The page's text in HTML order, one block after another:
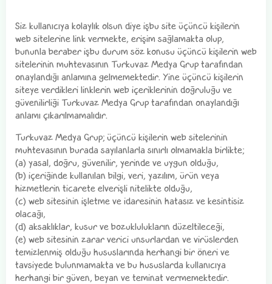
Siz kullanıcıya kolaylık olsun diye işbu site üçüncü kişilerin
web sitelerine link vermekte, erişim sağlamakta olup,
bununla beraber işbu durum söz konusu üçüncü kişilerin web
sitelerinin muhtevasının Turkuvaz Medya Grup tarafından
onaylandığı anlamına gelmemektedir. Yine üçüncü kişilerin
siteye verdikleri linklerin web içeriklerinin doğruluğu ve
güvenilirliği Turkuvaz Medya Grup tarafından onaylandığı
anlamı çıkarılmamalıdır.
Turkuvaz Medya Grup; üçüncü kişilerin web sitelerinin
muhtevasının burada sayılanlarla sınırlı olmamakla birlikte;
(a) yasal, doğru, güvenilir, yerinde ve uygun olduğu,
(b) içeriğinde kullanılan bilgi, veri, yazılım, ürün veya
hizmetlerin ticarete elverişli nitelikte olduğu,
(c) web sitesinin işletme ve idaresinin hatasız ve kesintisiz
olacağı,
(d) aksaklıklar, kusur ve bozuklulukların düzeltileceği,
(e) web sitesinin zarar verici unsurlardan ve virüslerden
temizlenmiş olduğu hususlarında herhangi bir öneri ve
tavsiyede bulunmamakta ve bu hususlarda kullanıcıya
herhangi bir güven, beyan ve teminat vermemektedir.